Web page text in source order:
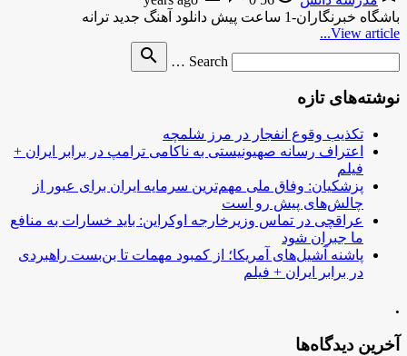
باشگاه خبرنگاران-1 ساعت پیش دانلود آهنگ جدید ترانه
View article...
Search …
search
نوشته‌های تازه
تکذیب وقوع انفجار در مرز شلمچه
اعتراف رسانه صهیونیستی به ناکامی ترامپ در برابر ایران +
فیلم
پزشکیان: وفاق ملی مهم‌ترین سرمایه ایران برای عبور از
چالش‌های پیش رو است
عراقچی در تماس وزیرخارجه اوکراین: باید خسارات به منافع
ما جبران شود
پاشنه آشیل‌های آمریکا؛ از کمبود مهمات تا بن‌بست راهبردی
در برابر ایران + فیلم
.
آخرین دیدگاه‌ها